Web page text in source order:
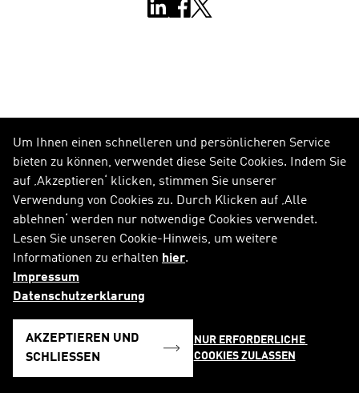
BELIEBT
PROFIL
FINANZPUBLIKATIONEN
FINANZKALENDER
PRESSEMITTEILUNGEN
CAREERS.ADIDAS-GROUP.COM
REPORT.ADIDAS-GROUP.COM
Um Ihnen einen schnelleren und persönlicheren Service
bieten zu können, verwendet diese Seite Cookies. Indem Sie
auf ‚Akzeptieren‘ klicken, stimmen Sie unserer
Verwendung von Cookies zu. Durch Klicken auf ‚Alle
ablehnen‘ werden nur notwendige Cookies verwendet.
Lesen Sie unseren Cookie-Hinweis, um weitere
Informationen zu erhalten hier.
Impressum
Datenschutzerklarung
AKZEPTIEREN UND
SCHLIESSEN
NUR ERFORDERLICHE
COOKIES ZULASSEN